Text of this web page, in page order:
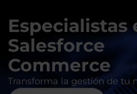
Especialistas
Salesforce
Commerce
Transforma la gestión de tu